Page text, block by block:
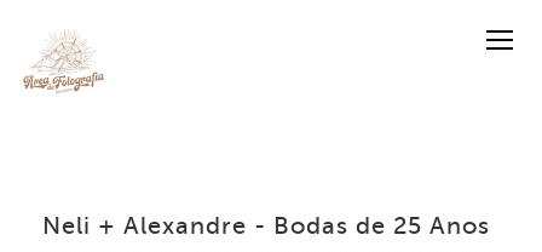
Neli + Alexandre - Bodas de 25 Anos